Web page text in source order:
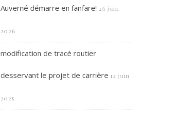
Auverné démarre en fanfare! 26 juin
2026
modification de tracé routier
desservant le projet de carrière 12 juin
2025